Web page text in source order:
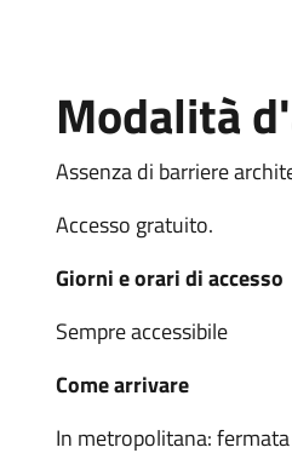
Modalità
Assenza di barriere
Accesso gratuito.
Giorni e orari di accesso
Sempre accessibile
Come arrivare
In metropolitana: